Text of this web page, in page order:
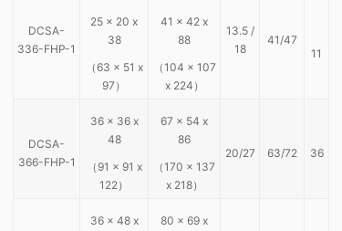
DCSA-
336-FHP-1
25 x 20 x
38
（63 x 51 x
97）
41 x 42 x
88
（104 x 107
x 224）
13.5 /
18
41/47
11
DCSA-
366-FHP-1
36 x 36 x
48
（91 x 91 x
122）
67 x 54 x
86
（170 x 137
x 218）
20/27 63/72 36
36 x 48 x
80 x 69 x